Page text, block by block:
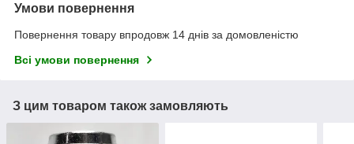
Умови повернення
Повернення товару впродовж 14 днів за домовленістю
Всі умови повернення
З цим товаром також замовляють